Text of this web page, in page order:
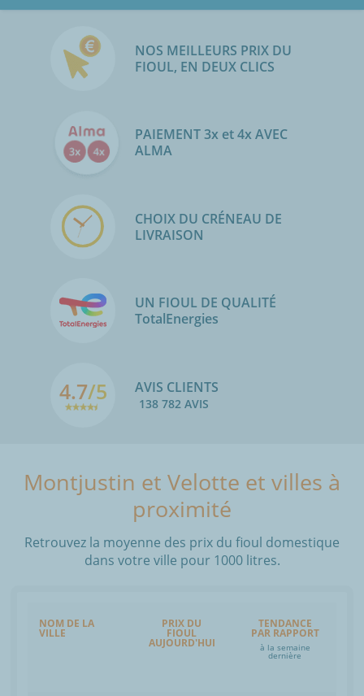
NOS MEILLEURS PRIX DU
FIOUL, EN DEUX CLICS
PAIEMENT 3x et 4x AVEC
ALMA
CHOIX DU CRÉNEAU DE
LIVRAISON
UN FIOUL DE QUALITÉ
TotalEnergies
4.7/5 AVIS CLIENTS
138 782 AVIS
Montjustin et Velotte et villes à
proximité
Retrouvez la moyenne des prix du fioul domestique
dans votre ville pour 1000 litres.
NOM DE LA
VILLE
PRIX DU
FIOUL
AUJOURD'HUI
TENDANCE
PAR RAPPORT
à la semaine
dernière